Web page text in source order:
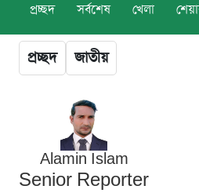
প্রচ্ছদ সর্বশেষ খেলা
প্রচ্ছদ জাতীয়
Alamin Islam
Senior Reporter